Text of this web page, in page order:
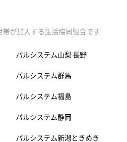
帯が加入する生活協同組合です
パルシステム山梨 長野
パルシステム群馬
パルシステム福島
パルシステム静岡
パルシステム新潟ときめき